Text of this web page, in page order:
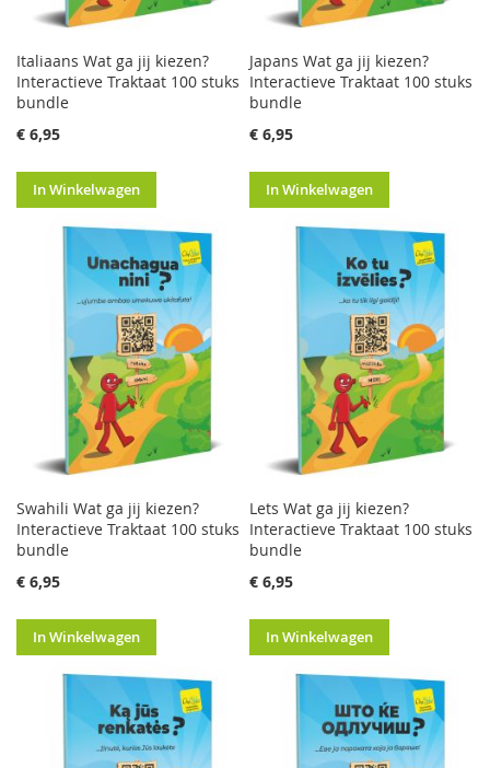
Italiaans Wat ga jij kiezen?
Interactieve Traktaat 100 stuks
bundle
€ 6,95
In Winkelwagen
Japans Wat ga jij kiezen?
Interactieve Traktaat 100 stuks
bundle
€ 6,95
In Winkelwagen
Swahili Wat ga jij kiezen?
Interactieve Traktaat 100 stuks
bundle
€ 6,95
In Winkelwagen
Lets Wat ga jij kiezen?
Interactieve Traktaat 100 stuks
bundle
€ 6,95
In Winkelwagen